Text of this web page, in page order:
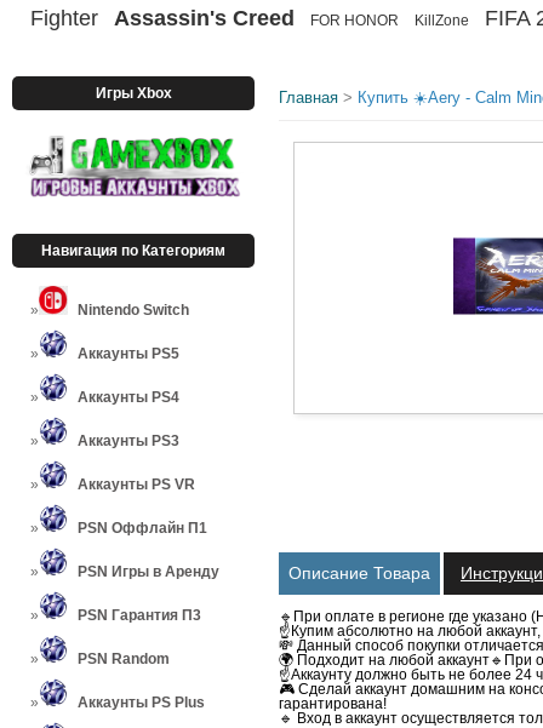
Fighter
Assassin's Creed FOR HONOR KillZone FIFA
Игры Xbox
Навигация по Категориям
Nintendo Switch
Аккаунты PS5
Аккаунты PS4
Аккаунты PS3
Аккаунты PS VR
PSN Оффлайн П1
PSN Игры в Аренду
PSN Гарантия П3
PSN Random
Аккаунты PS Plus
Главная > Купить ☀️Aery - Calm
Описание Товара
🔹При оплате в регионе где указано
☝Купим абсолютно на любой
💸 Данный способ покупки
🌍 Подходит на любой аккаунт🔹При
☝️Аккаунту должно быть не более 24
🎮 Сделай аккаунт домашним на
гарантирована!
🔹 Вход в аккаунт осуществляется